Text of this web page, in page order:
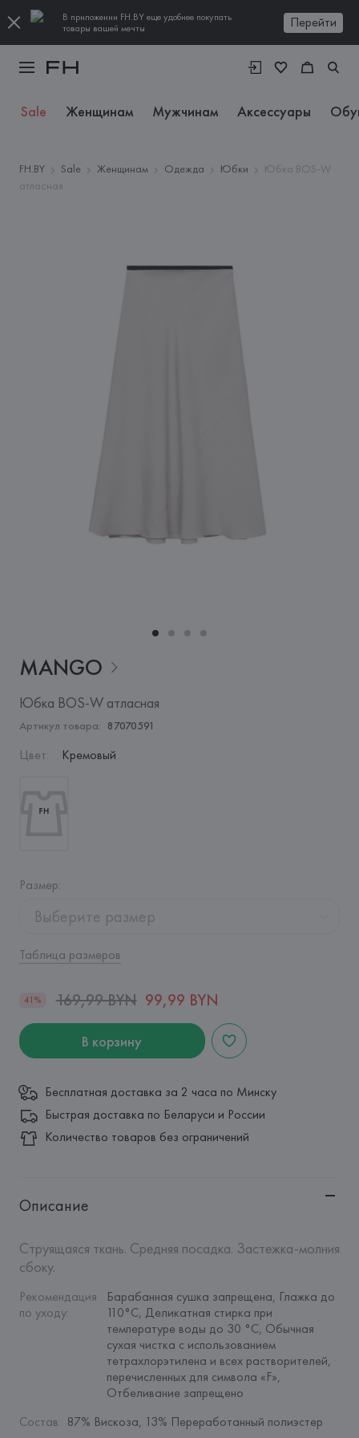
В приложении FH.BY еще удобнее покупать
товары вашей мечты
Перейти
Sale Женщинам Мужчинам Аксессуары
FH.BY Sale Женщинам Одежда Юбки
Юбка BOS-W
атласная
MANGO
Юбка BOS-W атласная
Артикул товара: 87070591
Цвет: Кремовый
Размер:
Выберите размер
Таблица размеров
41% 169,99 BYN 99,99 BYN
В корзину
Бесплатная доставка за 2 часа по Минску
Быстрая доставка по Беларуси и России
Количество товаров без ограничений
Описание
Струящаяся ткань. Средняя посадка. Застежка-молния
сбоку.
Рекомендация
по уходу:
Барабанная сушка запрещена, Глажка до
110°C, Деликатная стирка при
температуре воды до 30 °C, Обычная
сухая чистка с использованием
тетрахлорэтилена и всех растворителей,
перечисленных для символа «F»,
Отбеливание запрещено
Состав: 87% Вискоза, 13% Переработанный полиэстер